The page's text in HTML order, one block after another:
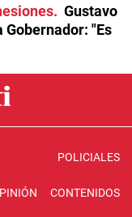
Gustavo
"Es
POLICIALES
CONTENIDOS